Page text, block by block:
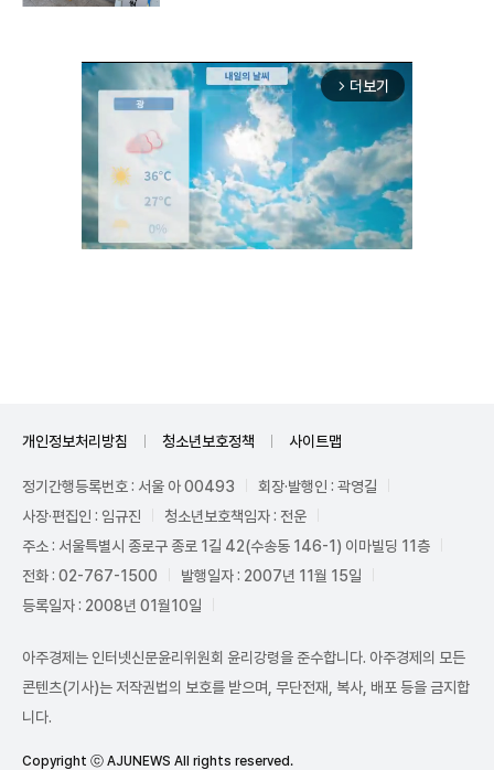
arrow_forward_ios 더보기
개인정보처리방침 청소년보호정책 사이트맵
정기간행등록번호 : 서울 아 00493
회장·발행인 : 곽영길
사장·편집인 : 임규진
청소년보호책임자 : 전운
주소 : 서울특별시 종로구 종로 1길 42(수송동 146-1) 이마빌딩 11층
전화 : 02-767-1500
발행일자 : 2007년 11월 15일
등록일자 : 2008년 01월10일
아주경제는 인터넷신문윤리위원회 윤리강령을 준수합니다. 아주경제의 모든
콘텐츠(기사)는 저작권법의 보호를 받으며, 무단전재, 복사, 배포 등을 금지합
니다.
Copyright ⓒ AJUNEWS All rights reserved.